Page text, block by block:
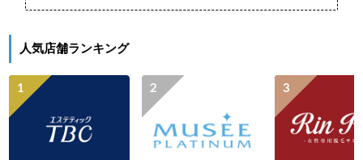
人気店舗ランキング